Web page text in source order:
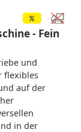
- Fein
und
flexibles
auf der
in der